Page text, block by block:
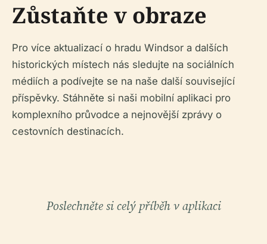
Zůstaňte v obraze
Pro více aktualizací o hradu Windsor a dalších
historických místech nás sledujte na sociálních
médiích a podívejte se na naše další související
příspěvky. Stáhněte si naši mobilní aplikaci pro
komplexního průvodce a nejnovější zprávy o
cestovních destinacích.
Poslechněte si celý příběh v aplikaci